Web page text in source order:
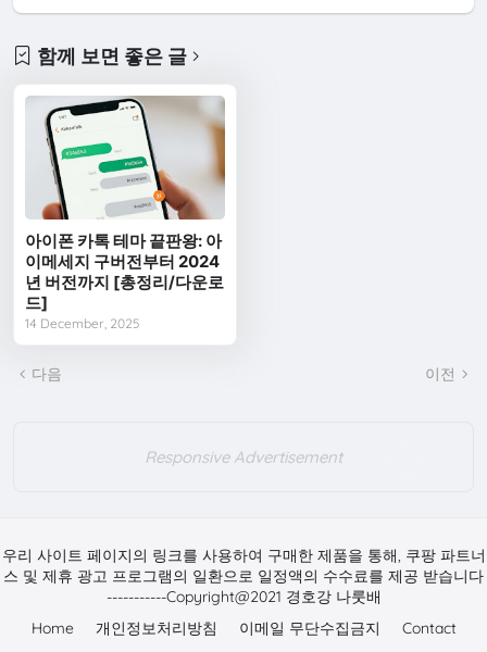
함께 보면 좋은 글
아이폰 카톡 테마 끝판왕: 아
이메세지 구버전부터 2024
년 버전까지 [총정리/다운로
드]
14 December, 2025
다음 이전
Responsive Advertisement
우리 사이트 페이지의 링크를 사용하여 구매한 제품을 통해, 쿠팡 파트너
스 및 제휴 광고 프로그램의 일환으로 일정액의 수수료를 제공 받습니다
-----------Copyright@2021 경호강 나룻배
Home
개인정보처리방침 이메일 무단수집금지 Contact